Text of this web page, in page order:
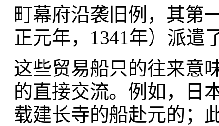
町幕府沿袭旧例，其第
正元年，1341年）派遣
这些贸易船只的往来意
的直接交流。例如，日
载建长寺的船赴元的；